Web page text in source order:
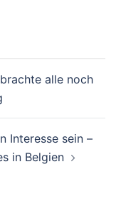
alle noch
Interesse sein –
in Belgien